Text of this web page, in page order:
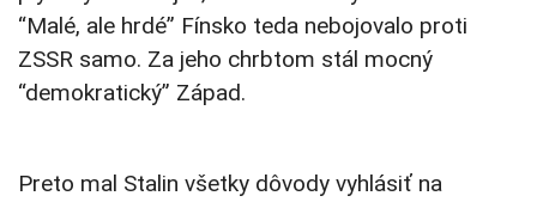
“Malé, ale hrdé” Fínsko teda nebojovalo proti
ZSSR samo. Za jeho chrbtom stál mocný
“demokratický” Západ.
Preto mal Stalin všetky dôvody vyhlásiť na